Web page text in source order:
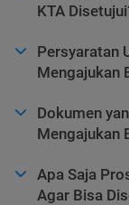
KTA
Persyaratan
Mengajukan
Dokumen
Mengajukan
Apa Saja
Agar Bisa